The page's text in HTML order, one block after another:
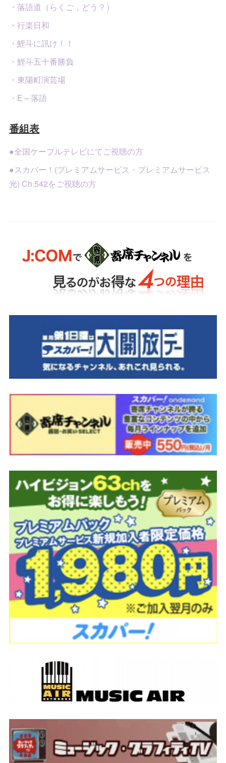
・落語道（らくご，どう？）
・行楽日和
・鯉斗に訊け！！
・鯉斗五十番勝負
・東陽町演芸場
・E～落語
番組表
●全国ケーブルテレビにてご視聴の方
●スカパー！(プレミアムサービス・プレミアムサービス
光) Ch.542をご視聴の方